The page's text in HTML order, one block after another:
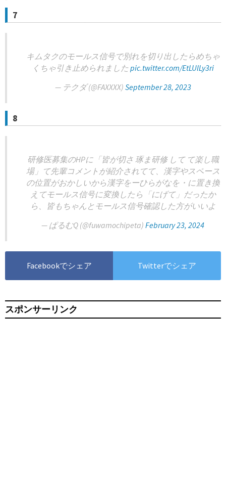
7
キムタクのモールス信号で別れを切り出したらめちゃ
くちゃ引き止められましたpic.twitter.com/EtLUlLy3ri
— テクダ (@FAXXXX) September 28, 2023
8
研修医募集のHPに「皆が切さ 琢ま研修 して て楽し職
場」て先輩コメントが紹介されてて、漢字やスペース
の位置がおかしいから漢字をーひらがなを・に置き換
えてモールス信号に変換したら「にげて」だったか
ら、皆もちゃんとモールス信号確認した方がいいよ
— ぱるむQ (@fuwamochipeta) February 23, 2024
Facebookでシェア Twitterでシェア
スポンサーリンク